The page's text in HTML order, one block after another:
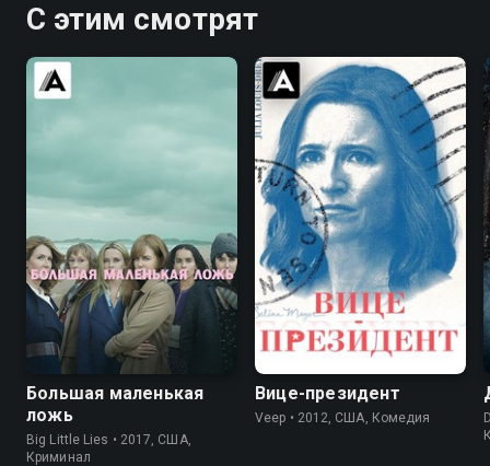
С этим смотрят
8.2 8.4
Большая маленькая
ложь
Big Little Lies • 2017, США,
Криминал
7.5 8.4
Вице-президент
Veep • 2012, США, Комедия